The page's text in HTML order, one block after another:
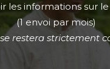
les informations sur le
(1 envoi par mois)
restera strictement